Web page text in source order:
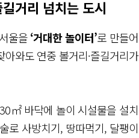
거리 넘치는 도시
울을‘거대한 놀이터’로 만들어
와도 연중 볼거리·즐길거리가
㎡ 바닥에 놀이 시설물을 설치
로 사방치기, 땅따먹기, 달팽이